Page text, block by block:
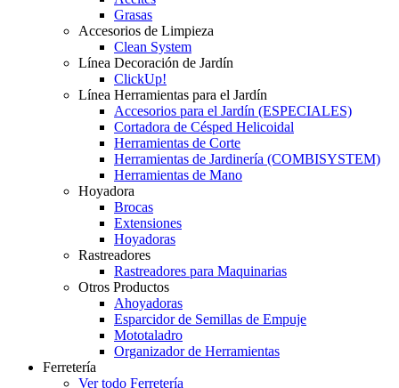
Grasas
Accesorios de Limpieza
Clean System
Línea Decoración de Jardín
ClickUp!
Línea Herramientas para el Jardín
Accesorios para el Jardín (ESPECIALES)
Cortadora de Césped Helicoidal
Herramientas de Corte
Herramientas de Jardinería (COMBISYSTEM)
Herramientas de Mano
Hoyadora
Brocas
Extensiones
Hoyadoras
Rastreadores
Rastreadores para Maquinarias
Otros Productos
Ahoyadoras
Esparcidor de Semillas de Empuje
Mototaladro
Organizador de Herramientas
Ferretería
Ver todo Ferretería